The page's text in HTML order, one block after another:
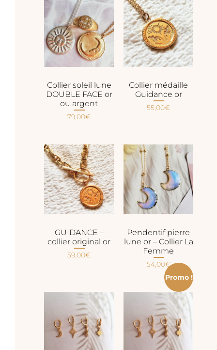
Collier soleil lune
DOUBLE FACE or
ou argent
79,00€
Collier médaille
Guidance or
55,00€
GUIDANCE –
collier original or
59,00€
Pendentif pierre
lune or – Collier La
Femme
54,00€
Promo !